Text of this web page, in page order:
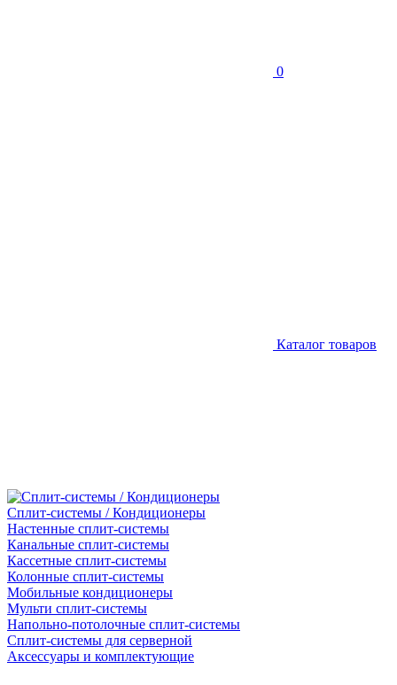
0
Каталог товаров
Сплит-системы / Кондиционеры
Настенные сплит-системы
Канальные сплит-системы
Кассетные сплит-системы
Колонные сплит-системы
Мобильные кондиционеры
Мульти сплит-системы
Напольно-потолочные сплит-системы
Сплит-системы для серверной
Аксессуары и комплектующие